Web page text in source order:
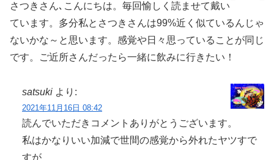
さつきさん､こんにちは。毎回愉しく読ませて戴い
ています。多分私とさつきさんは99%近く似ているんじゃ
ないかな～と思います。感覚や日々思っていることが同じ
です。ご近所さんだったら一緒に飲みに行きたい！
satsuki より:
2021年11月16日 08:42
読んでいただきコメントありがとうございます。
私はかなりいい加減で世間の感覚から外れたヤツすで
すが